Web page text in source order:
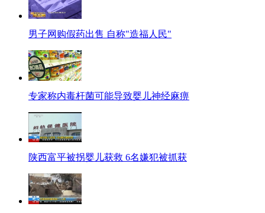
男子网购假药出售 自称"造福人民"
专家称内毒杆菌可能导致婴儿神经麻痹
陕西富平被拐婴儿获救 6名嫌犯被抓获